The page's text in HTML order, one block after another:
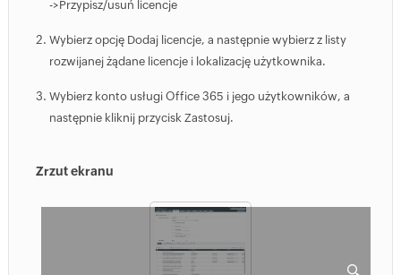
->Przypisz/usuń licencje
Wybierz opcję Dodaj licencje, a następnie wybierz z listy
rozwijanej żądane licencje i lokalizację użytkownika.
Wybierz konto usługi Office 365 i jego użytkowników, a
następnie kliknij przycisk Zastosuj.
Zrzut ekranu